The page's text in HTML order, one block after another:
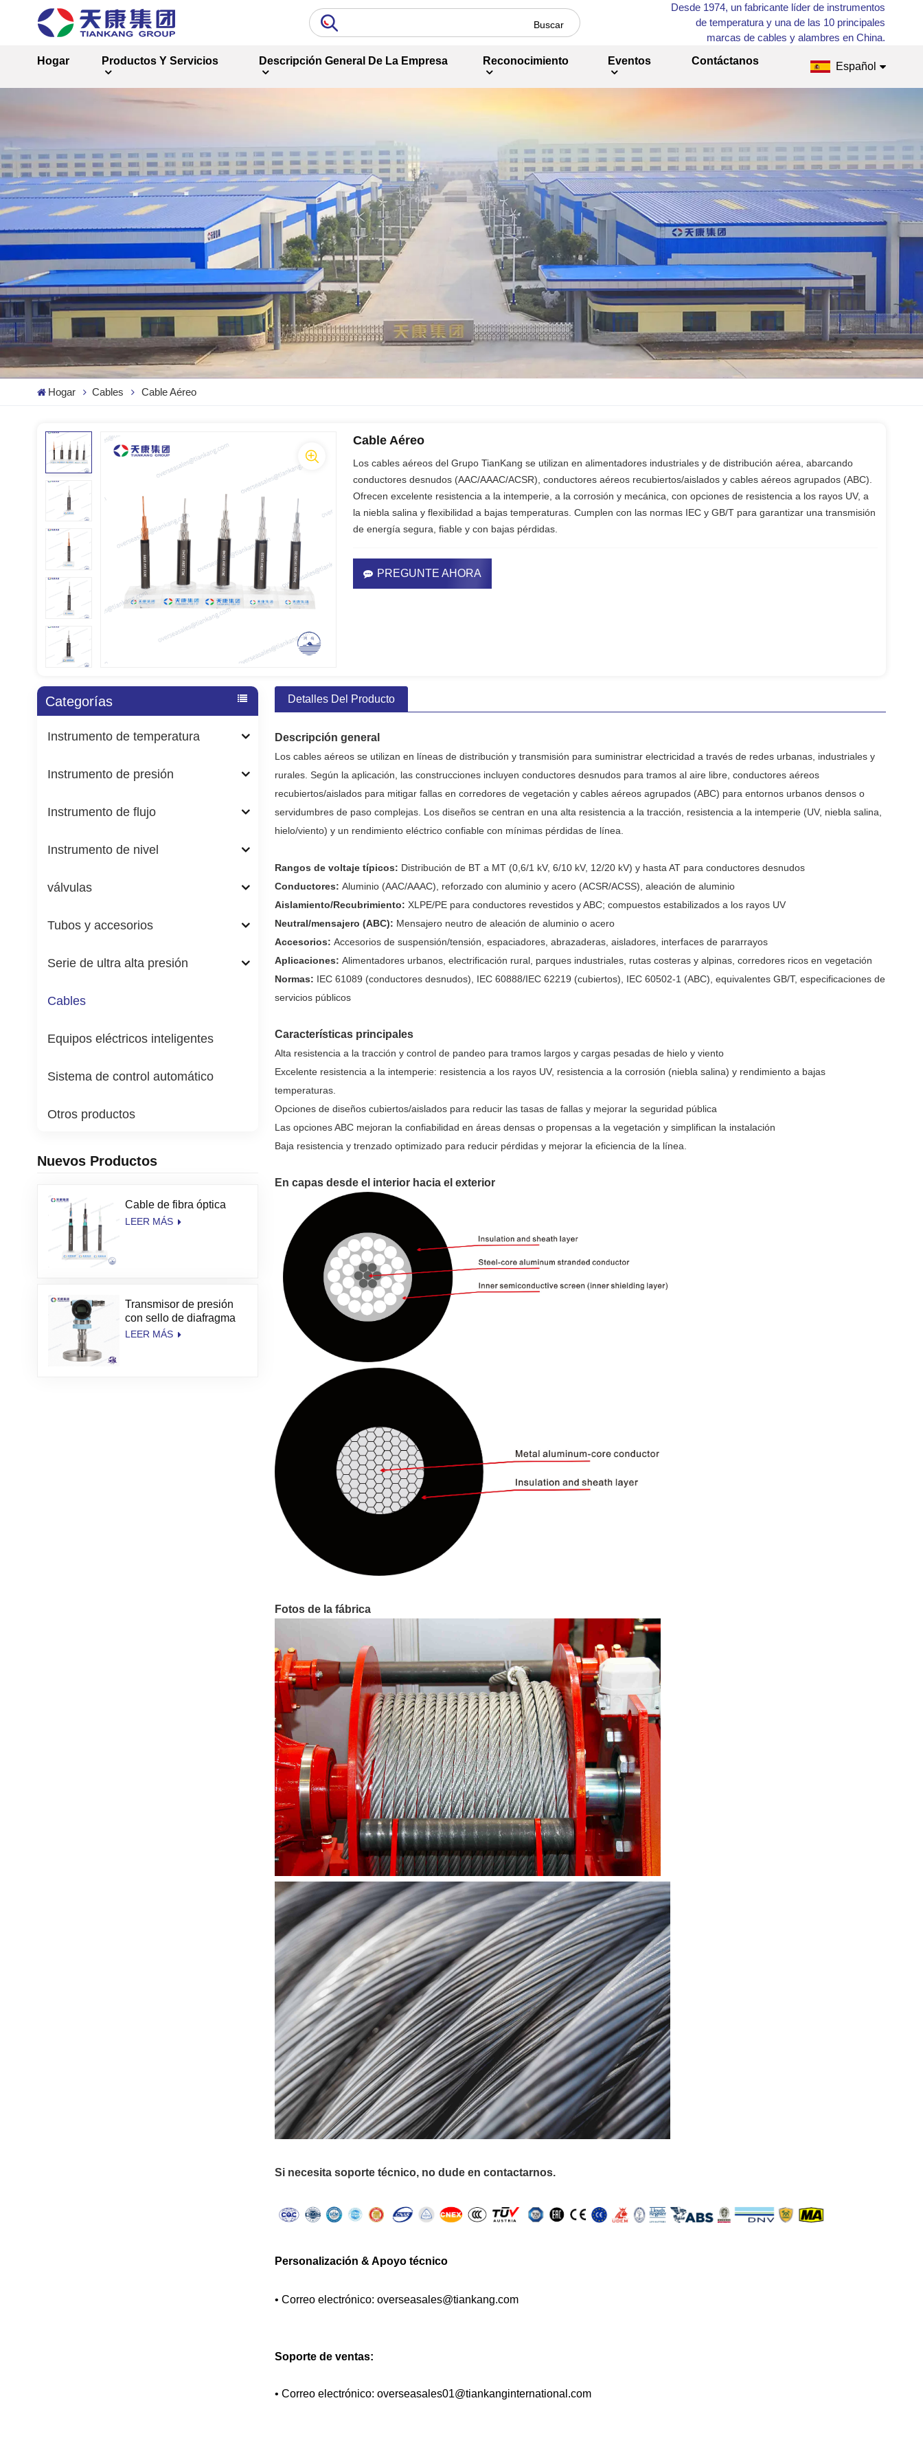
Desde 1974, un fabricante líder de instrumentos
de temperatura y una de las 10 principales
marcas de cables y alambres en China.
Hogar
Productos Y Servicios Descripción General De La Empresa Reconocimiento Eventos Contáctanos Español
Français
Русский
Español
Hogar Cables Cable Aéreo
Cable Aéreo
Los cables aéreos del Grupo TianKang se utilizan en alimentadores industriales y de distribución aérea, abarcando
conductores desnudos (AAC/AAAC/ACSR), conductores aéreos recubiertos/aislados y cables aéreos agrupados (ABC).
Ofrecen excelente resistencia a la intemperie, a la corrosión y mecánica, con opciones de resistencia a los rayos UV, a
la niebla salina y flexibilidad a bajas temperaturas. Cumplen con las normas IEC y GB/T para garantizar una transmisión
de energía segura, fiable y con bajas pérdidas.
PREGUNTE AHORA
Categorías
Instrumento de temperatura
Instrumento de presión
Instrumento de flujo
Instrumento de nivel
válvulas
Tubos y accesorios
Serie de ultra alta presión
Cables
Equipos eléctricos inteligentes
Sistema de control automático
Otros productos
Nuevos Productos
Cable de fibra óptica
LEER MÁS
Transmisor de presión
con sello de diafragma
de alta temperatura
LEER MÁS
Detalles Del Producto
Descripción general
Los cables aéreos se utilizan en líneas de distribución y transmisión para suministrar electricidad a través de redes urbanas, industriales y
rurales. Según la aplicación, las construcciones incluyen conductores desnudos para tramos al aire libre, conductores aéreos
recubiertos/aislados para mitigar fallas en corredores de vegetación y cables aéreos agrupados (ABC) para entornos urbanos densos o
servidumbres de paso complejas. Los diseños se centran en una alta resistencia a la tracción, resistencia a la intemperie (UV, niebla salina,
hielo/viento) y un rendimiento eléctrico confiable con mínimas pérdidas de línea.
Rangos de voltaje típicos: Distribución de BT a MT (0,6/1 kV, 6/10 kV, 12/20 kV) y hasta AT para conductores desnudos
Conductores: Aluminio (AAC/AAAC), reforzado con aluminio y acero (ACSR/ACSS), aleación de aluminio
Aislamiento/Recubrimiento: XLPE/PE para conductores revestidos y ABC; compuestos estabilizados a los rayos UV
Neutral/mensajero (ABC): Mensajero neutro de aleación de aluminio o acero
Accesorios: Accesorios de suspensión/tensión, espaciadores, abrazaderas, aisladores, interfaces de pararrayos
Aplicaciones: Alimentadores urbanos, electrificación rural, parques industriales, rutas costeras y alpinas, corredores ricos en vegetación
Normas: IEC 61089 (conductores desnudos), IEC 60888/IEC 62219 (cubiertos), IEC 60502‑1 (ABC), equivalentes GB/T, especificaciones de
servicios públicos
Características principales
Alta resistencia a la tracción y control de pandeo para tramos largos y cargas pesadas de hielo y viento
Excelente resistencia a la intemperie: resistencia a los rayos UV, resistencia a la corrosión (niebla salina) y rendimiento a bajas
temperaturas.
Opciones de diseños cubiertos/aislados para reducir las tasas de fallas y mejorar la seguridad pública
Las opciones ABC mejoran la confiabilidad en áreas densas o propensas a la vegetación y simplifican la instalación
Baja resistencia y trenzado optimizado para reducir pérdidas y mejorar la eficiencia de la línea.
En capas desde el interior hacia el exterior
Fotos de la fábrica
Si necesita soporte técnico, no dude en contactarnos.
Personalización & Apoyo técnico
• Correo electrónico: overseasales@tiankang.com
Soporte de ventas:
• Correo electrónico: overseasales01@tiankanginternational.com